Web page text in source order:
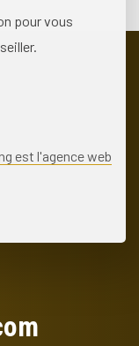
pour vous
est l'agence web